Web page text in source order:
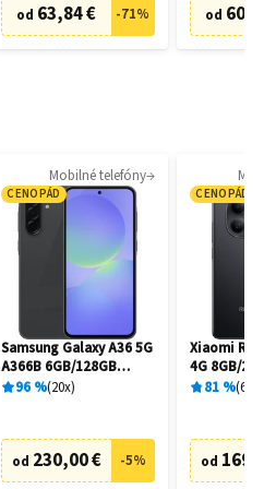
od 63,84 € -71% od
Mobilné telefóny
CENOPÁD
Samsung Galaxy A36 5G
A366B 6GB/128GB
Awesome Black
96% 20x
od 230,00 € -5%
CENOPÁD
Xiaomi
4G 8GB/
81% 6
od